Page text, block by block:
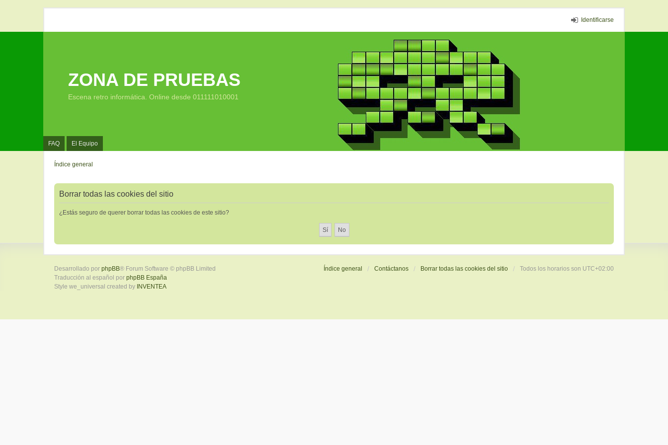
Identificarse
FAQ El Equipo
ZONA DE PRUEBAS
Escena retro informática. Online desde 011111010001
Índice general
Borrar todas las cookies del sitio
¿Estás seguro de querer borrar todas las cookies de este sitio?
Índice general Contáctanos Borrar todas las cookies del sitio Todos los horarios son UTC+02:00
Desarrollado por phpBB® Forum Software © phpBB Limited
Traducción al español por phpBB España
Style we_universal created by INVENTEA